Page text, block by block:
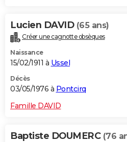
Lucien DAVID (65 ans)
Créer une cagnotte obsèques
Naissance
15/02/1911 à Ussel
Décès
03/05/1976 à Pontcirq
Famille DAVID
Baptiste DOUMERC (76